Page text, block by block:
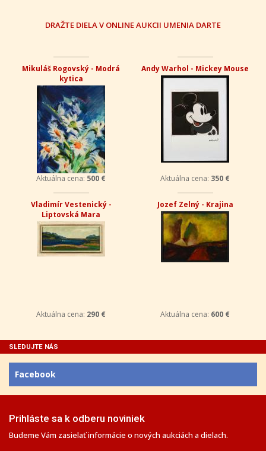
DRAŽTE DIELA V ONLINE AUKCII UMENIA DARTE
Mikuláš Rogovský - Modrá
kytica
Aktuálna cena: 500 €
Andy Warhol - Mickey Mouse
Aktuálna cena: 350 €
Vladimír Vestenický -
Liptovská Mara
Aktuálna cena: 290 €
Jozef Zelný - Krajina
Aktuálna cena: 600 €
SLEDUJTE NÁS
Facebook
Prihláste sa k odberu noviniek
Budeme Vám zasielať informácie o nových aukciách a dielach.